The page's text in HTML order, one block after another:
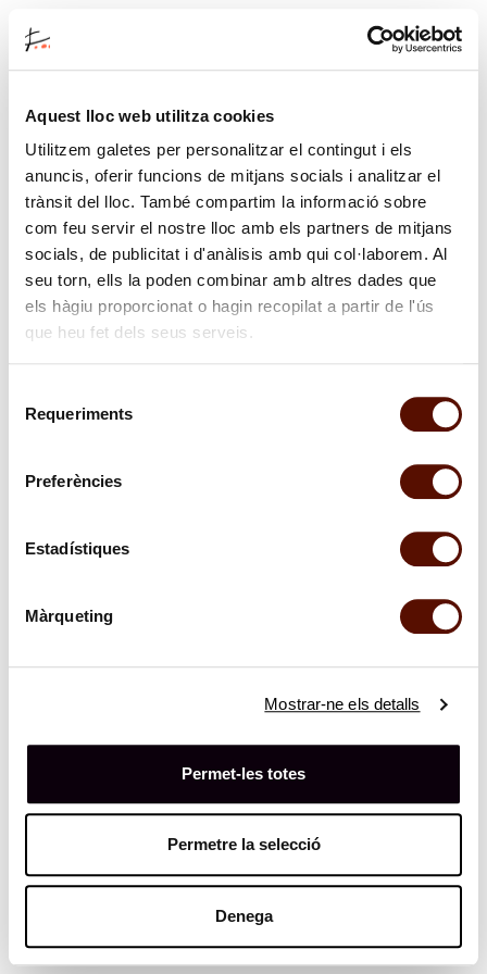
Aquest lloc web utilitza cookies
Utilitzem galetes per personalitzar el contingut i els
anuncis, oferir funcions de mitjans socials i analitzar el
trànsit del lloc. També compartim la informació sobre
com feu servir el nostre lloc amb els partners de mitjans
socials, de publicitat i d'anàlisis amb qui col·laborem. Al
seu torn, ells la poden combinar amb altres dades que
els hàgiu proporcionat o hagin recopilat a partir de l'ús
que heu fet dels seus serveis.
Requeriments
Preferències
Estadístiques
Màrqueting
Mostrar-ne els detalls
Permet-les totes
Permetre la selecció
Denega
CAT |ESP|ENG|FRA
|
FUNDACIÓ
JOAN
MIRÓ
Aquesta activitat no està disponible actualment.
informació.